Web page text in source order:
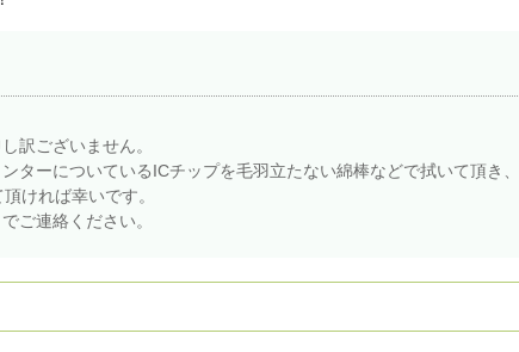
訳ございません。
ーについているICチップを毛羽立たない綿棒などで拭いて頂き、
ければ幸いです。
ご連絡ください。